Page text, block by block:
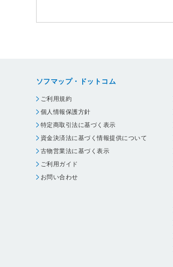
ソフマップ・ドットコム
ご利用規約
個人情報保護方針
特定商取引法に基づく表示
資金決済法に基づく情報提供について
古物営業法に基づく表示
ご利用ガイド
お問い合わせ